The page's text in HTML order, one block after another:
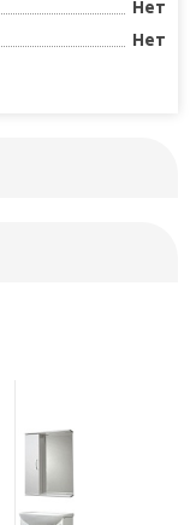
Нет
Нет